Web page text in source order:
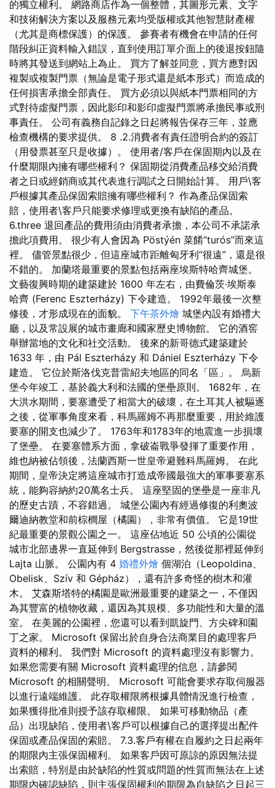
的獨立權利。 網路商店作為一個整體，其圖形元素、文字
和技術解決方案以及服務元素均受版權或其他智慧財產權
（尤其是商標保護）的保護。 參賽者有機會在申請的任何
階段糾正資料輸入錯誤，直到使用訂單介面上的後退按鈕隨
時將其發送到網站上為止。 買方了解並同意，買方應對因
複製或複製門票（無論是電子形式還是紙本形式）而造成的
任何損害承擔全部責任。 買方必須以與紙本門票相同的方
式對待虛擬門票，因此影印和影印虛擬門票將承擔民事或刑
事責任。 公司有義務自記錄之日起將報告保存三年，並應
檢查機構的要求提供。 8 .2.消費者有責任證明合約的簽訂
（用發票甚至只是收據）。 使用者/客戶在保固期內以及在
什麼期限內擁有哪些權利？ 保固期從消費產品移交給消費
者之日或經銷商或其代表進行調試之日開始計算。 用戶\客
戶根據其產品保固索賠擁有哪些權利？ 作為產品保固索
賠，使用者\客戶只能要求修理或更換有缺陷的產品。
6.three 退回產品的費用須由消費者承擔，本公司不承諾承
擔此項費用。 很少有人會因為 Pöstýén 菜餚“turós”而來這
裡。 儘管景點很少，但這座城市距離匈牙利“很遠”，還是很
不錯的。 加蘭塔最重要的景點包括兩座埃斯特哈齊城堡。
文藝復興時期的建築建於 1600 年左右，由費倫茨·埃斯泰
哈齊 (Ferenc Eszterházy) 下令建造。 1992年最後一次整
修後，才形成現在的面貌。 下午茶外燴 城堡內設有婚禮大
廳，以及常設展的城市畫廊和國家歷史博物館。 它的酒窖
舉辦當地的文化和社交活動。 後來的新哥德式建築建於
1633 年，由 Pál Eszterházy 和 Dániel Eszterházy 下令
建造。 它位於斯洛伐克普雷紹夫地區的同名「區」。 烏新
堡今年竣工，基於義大利和法國的堡壘原則。 1682年，在
大洪水期間，要塞遭受了相當大的破壞，在土耳其人被驅逐
之後，從軍事角度來看，科馬羅姆不再那麼重要，用於維護
要塞的開支也減少了。 1763年和1783年的地震進一步損壞
了堡壘。 在要塞體系方面，拿破崙戰爭發揮了重要作用，
維也納被佔領後，法蘭西斯一世皇帝避難科馬羅姆。 在此
期間，皇帝決定將這座城市打造成帝國最強大的軍事要塞系
統，能夠容納約20萬名士兵。 這座堅固的堡壘是一座非凡
的歷史古蹟，不容錯過。 城堡公園內有經過修復的利奧波
爾迪納教堂和前棕櫚屋（橘園），非常有價值。 它是19世
紀最重要的景觀公園之一。 這座佔地近 50 公頃的公園從
城市北部邊界一直延伸到 Bergstrasse，然後從那裡延伸到
Lajta 山脈。 公園內有 4 婚禮外燴 個湖泊（Leopoldina、
Obelisk、Szív 和 Gépház），還有許多奇怪的樹木和灌
木。 艾森斯塔特的橘園是歐洲最重要的建築之一，不僅因
為其豐富的植物收藏，還因為其規模、多功能性和大量的溫
室。 在美麗的公園裡，您還可以看到凱旋門、方尖碑和園
丁之家。 Microsoft 保留出於自身合法商業目的處理客戶
資料的權利。 我們對 Microsoft 的資料處理沒有影響力。
如果您需要有關 Microsoft 資料處理的信息，請參閱
Microsoft 的相關聲明。 Microsoft 可能會要求存取伺服器
以進行遠端維護。 此存取權限將根據具體情況進行檢查，
如果獲得批准則授予該存取權限。 如果可移動物品（產
品）出現缺陷，使用者\客戶可以根據自己的選擇提出配件
保固或產品保固的索賠。 7.3.客戶有權在自履約之日起兩年
的期限內主張保固權利。 如果客戶因可原諒的原因無法提
出索賠，特別是由於缺陷的性質或問題的性質而無法在上述
期限內確認缺陷，則主張保固權利的期限為自缺陷之日起三